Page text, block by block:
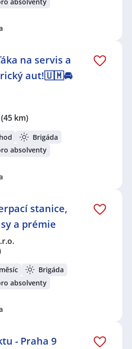
na servis a
aut!🇺🇲🚘
(45 km)
Brigáda
absolventy
stanice,
a prémie
Brigáda
absolventy
- Praha 9